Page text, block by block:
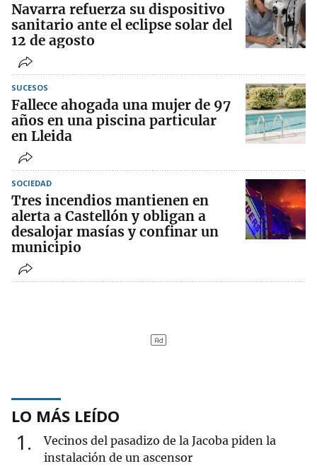
Navarra refuerza su dispositivo
sanitario ante el eclipse solar del
12 de agosto
SUCESOS
Fallece ahogada una mujer de 97
años en una piscina particular
en Lleida
SOCIEDAD
Tres incendios mantienen en
alerta a Castellón y obligan a
desalojar masías y confinar un
municipio
LO MÁS LEÍDO
1
Vecinos del pasadizo de la Jacoba piden la
instalación de un ascensor